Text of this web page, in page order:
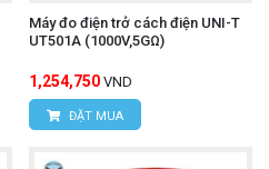
Máy đo điện trở cách điện UNI-T
UT501A (1000V,5GΩ)
1,254,750 VND
ĐẶT MUA